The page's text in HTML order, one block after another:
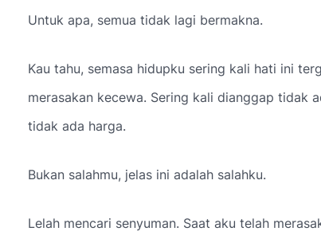
Untuk apa, semua tidak lagi bermakna.
Kau tahu, semasa hidupku sering kali hati ini
merasakan kecewa. Sering kali dianggap tidak
tidak ada harga.
Bukan salahmu, jelas ini adalah salahku.
Lelah mencari senyuman. Saat aku telah